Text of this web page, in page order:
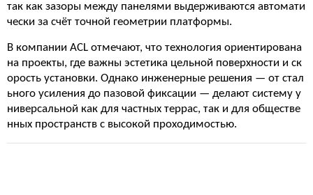
так как зазоры между панелями выдерживаются автомати
чески за счёт точной геометрии платформы.
В компании ACL отмечают, что технология ориентирована
на проекты, где важны эстетика цельной поверхности и ск
орость установки. Однако инженерные решения — от стал
ьного усиления до пазовой фиксации — делают систему у
ниверсальной как для частных террас, так и для обществе
нных пространств с высокой проходимостью.